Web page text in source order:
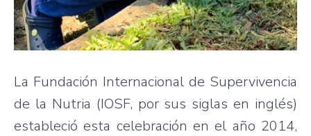
La Fundación Internacional de Supervivencia
de la Nutria (IOSF, por sus siglas en inglés)
estableció esta celebración en el año 2014,